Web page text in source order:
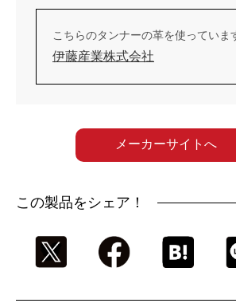
こちらのタンナーの革を使っていま
伊藤産業株式会社
メーカーサイトへ
この製品をシェア！